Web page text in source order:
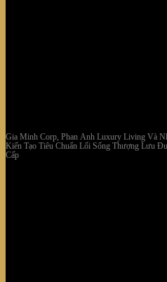
Gia Minh Corp, Phan Anh Luxury Living Và
Kiến Tạo Tiêu Chuẩn Lối Sống Thượng Lưu
Cấp